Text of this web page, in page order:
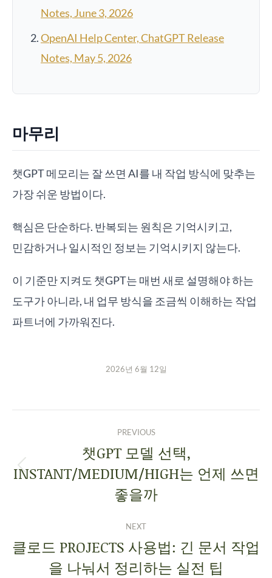
Notes, June 3, 2026
OpenAI Help Center, ChatGPT Release
Notes, May 5, 2026
마무리
챗GPT 메모리는 잘 쓰면 AI를 내 작업 방식에 맞추는
가장 쉬운 방법이다.
핵심은 단순하다. 반복되는 원칙은 기억시키고,
민감하거나 일시적인 정보는 기억시키지 않는다.
이 기준만 지켜도 챗GPT는 매번 새로 설명해야 하는
도구가 아니라, 내 업무 방식을 조금씩 이해하는 작업
파트너에 가까워진다.
2026년 6월 12일
PREVIOUS
챗GPT 모델 선택,
INSTANT/MEDIUM/HIGH는 언제 쓰면
좋을까
NEXT
클로드 PROJECTS 사용법: 긴 문서 작업
을 나눠서 정리하는 실전 팁